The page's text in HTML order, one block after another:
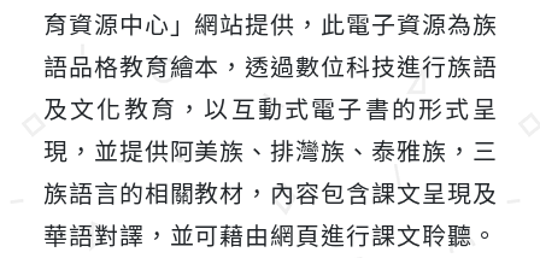
育資源中心」網站提供，此電子資源為族
語品格教育繪本，透過數位科技進行族語
及文化教育，以互動式電子書的形式呈
現，並提供阿美族、排灣族、泰雅族，三
族語言的相關教材，內容包含課文呈現及
華語對譯，並可藉由網頁進行課文聆聽。